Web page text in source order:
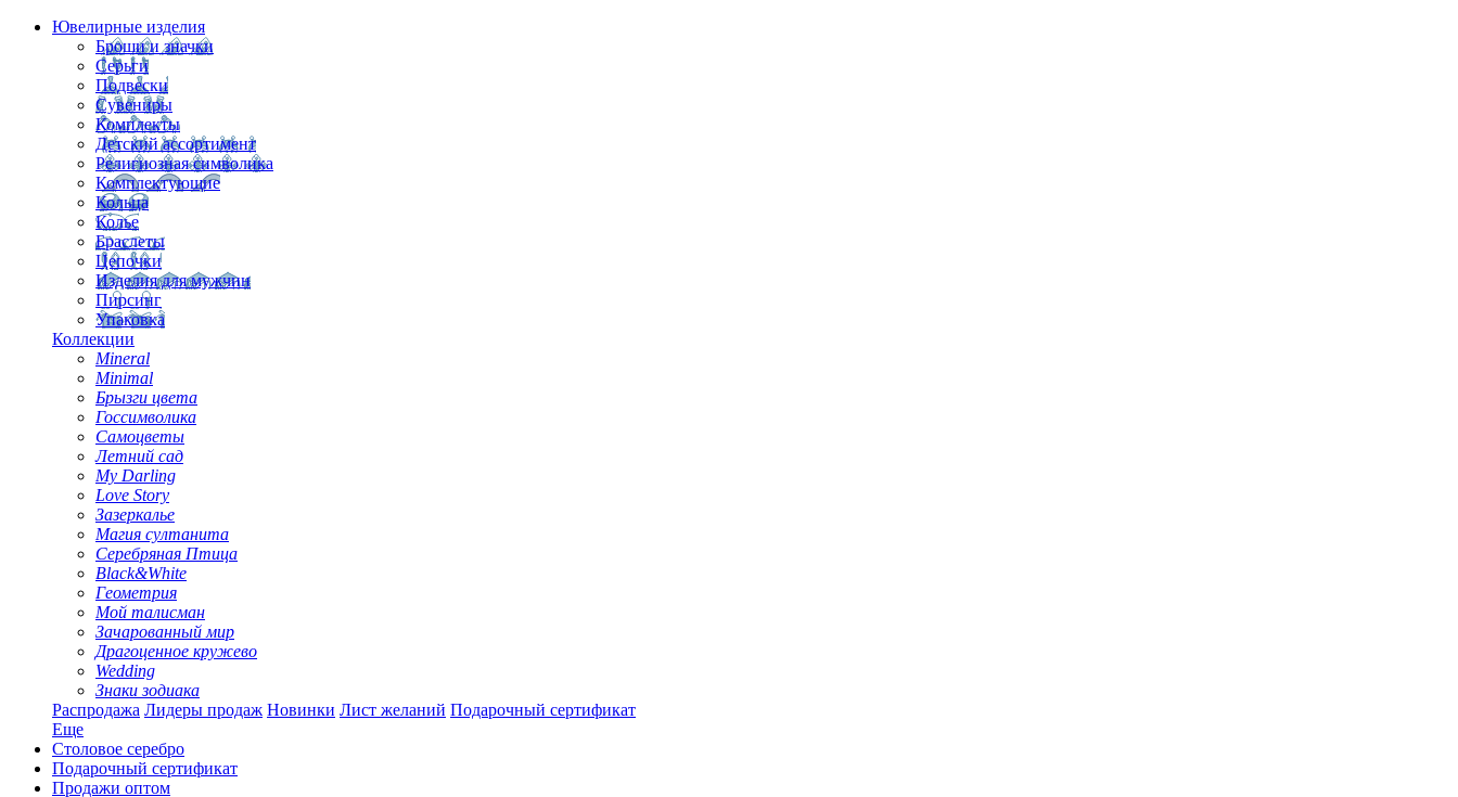
Ювелирные изделия
Броши и значки
Серьги
Подвески
Сувениры
Комплекты
Детский ассортимент
Религиозная символика
Комплектующие
Кольца
Колье
Браслеты
Цепочки
Изделия для мужчин
Пирсинг
Упаковка
Коллекции
Mineral
Minimal
Брызги цвета
Госсимволика
Самоцветы
Летний сад
My Darling
Love Story
Зазеркалье
Магия султанита
Серебряная Птица
Black&White
Геометрия
Мой талисман
Зачарованный мир
Драгоценное кружево
Wedding
Знаки зодиака
Распродажа Лидеры продаж Новинки Лист желаний Подарочный сертификат
Еще
Столовое серебро
Подарочный сертификат
Продажи оптом